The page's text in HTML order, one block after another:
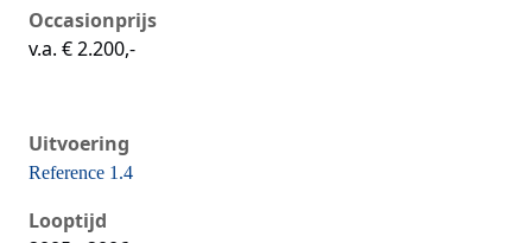
Occasionprijs
v.a. € 2.200,-
Uitvoering
Seat Ibiza iii, 1.4, 55 kW, Benzine, 3 deuren
Reference 1.4
Looptijd